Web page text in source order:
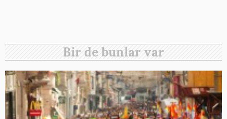
Bir de bunlar var